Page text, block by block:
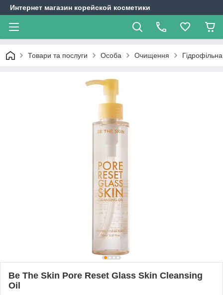
Интернет магазин корейской косметики
Товари та послуги Особа Очищення
Be The Skin Pore Reset Glass Skin Cleansing
Oil